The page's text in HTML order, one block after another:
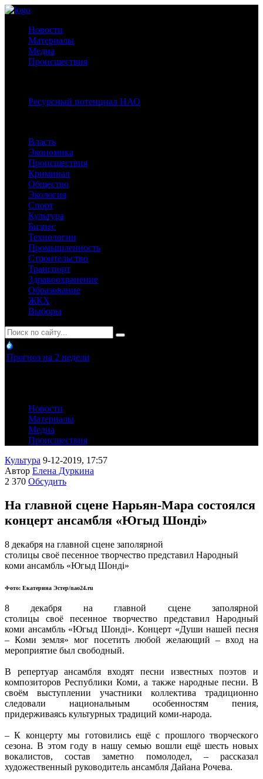
Новости
Материалы
Медиа
Происшествия
Ресурсный потенциал НАО
Власть
Экономика
Происшествия
Криминал
Общество
Экология
Спорт
Культура
Бизнес
Технологии
Промышленность
Строительство
Транспорт
Здравоохранение
Образование
ЖКХ
Выборы
Прогноз на 2 недели
Новости
Материалы
Медиа
Происшествия
Культура 9-12-2019, 17:57
Автор Елена Дуркина
2 370 Обсудить
На главной сцене Нарьян-Мара состоялся
концерт ансамбля «Югыд Шондi»
8 декабря на главной сцене заполярной
столицы своё песенное творчество представил Народный
коми ансамбль «Югыд Шондi»
Фото: Екатерина Эстер/nao24.ru
8 декабря на главной сцене заполярной
столицы своёпесенное творчество представил Народный
коми ансамбль «Югыд Шондi». Концерт «Души нашей песня
– Коми земля» мог посетить любой желающий – вход на
мероприятие был свободный.
В репертуар ансамбля входят песни известных поэтов и
композиторов Республики Коми, а также народные песни. В
своём выступлении участники коллектива традиционно
следовали национальным особенностям пения,
придерживаясь культурных традиций коми-народа.
– К концерту мы готовились ещё с прошлого творческого
сезона. В этом году в нашу семью вошли ещё шесть новых
вокалистов, состав заметно помолодел, – рассказал
художественный руководитель ансамбля Дайана Рочева.